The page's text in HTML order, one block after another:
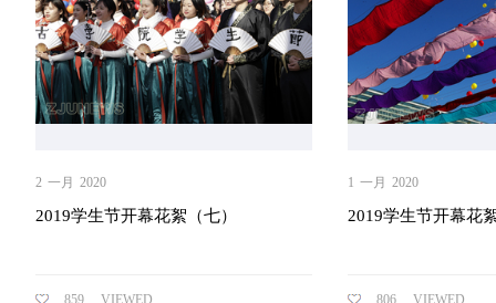
2 一月 2020
2019学生节开幕花絮（七）
1 一月 2020
2019学生节开幕花